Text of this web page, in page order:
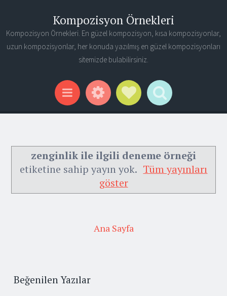
Kompozisyon Örnekleri
Kompozisyon Örnekleri. En güzel kompozisyon, kısa kompozisyonlar,
uzun kompozisyonlar, her konuda yazılmış en güzel kompozisyonları
sitemizde bulabilirsiniz.
Menu WidgetsSocial Links
Search
zenginlik ile ilgili deneme örneği
etiketine sahip yayın yok. Tüm yayınları
göster
Ana Sayfa
Beğenilen Yazılar